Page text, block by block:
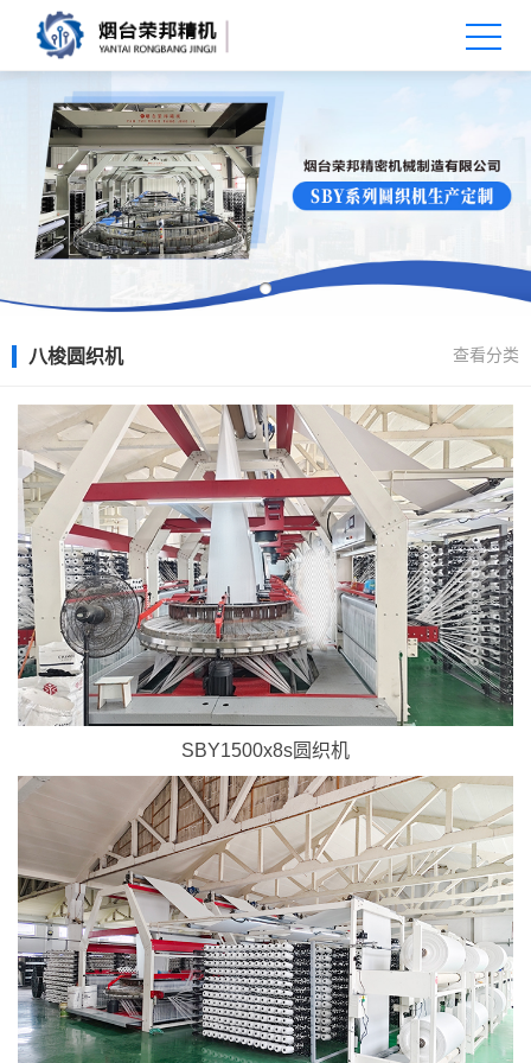
八梭圆织机 查看分类
SBY1500x8s圆织机
扫描微信二维码 X